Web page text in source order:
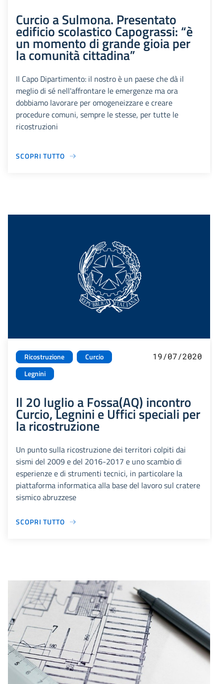
Curcio a Sulmona. Presentato
edificio scolastico Capograssi: “è
un momento di grande gioia per
la comunità cittadina”
Il Capo Dipartimento: il nostro è un paese che dà il
meglio di sé nell'affrontare le emergenze ma ora
dobbiamo lavorare per omogeneizzare e creare
procedure comuni, sempre le stesse, per tutte le
ricostruzioni
SCOPRI TUTTO
Ricostruzione
Curcio
Legnini
19/07/2020
Il 20 luglio a Fossa(AQ) incontro
Curcio, Legnini e Uffici speciali per
la ricostruzione
Un punto sulla ricostruzione dei territori colpiti dai
sismi del 2009 e del 2016-2017 e uno scambio di
esperienze e di strumenti tecnici, in particolare la
piattaforma informatica alla base del lavoro sul cratere
sismico abruzzese
SCOPRI TUTTO